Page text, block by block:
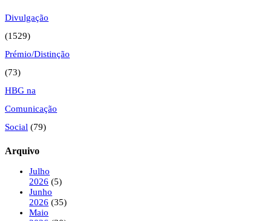
Divulgação
(1529)
Prémio/Distinção
(73)
HBG na
Comunicação
Social (79)
Arquivo
Julho
2026 (5)
Junho
2026 (35)
Maio